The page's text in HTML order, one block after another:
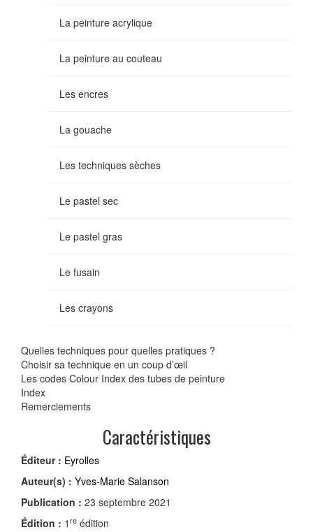
La peinture acrylique
La peinture au couteau
Les encres
La gouache
Les techniques sèches
Le pastel sec
Le pastel gras
Le fusain
Les crayons
Quelles techniques pour quelles pratiques ?
Choisir sa technique en un coup d’œil
Les codes Colour Index des tubes de peinture
Index
Remerciements
Caractéristiques
Éditeur : Eyrolles
Auteur(s) : Yves-Marie Salanson
Publication : 23 septembre 2021
Édition : 1 re édition